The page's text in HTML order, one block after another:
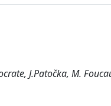
J.Patočka, M.